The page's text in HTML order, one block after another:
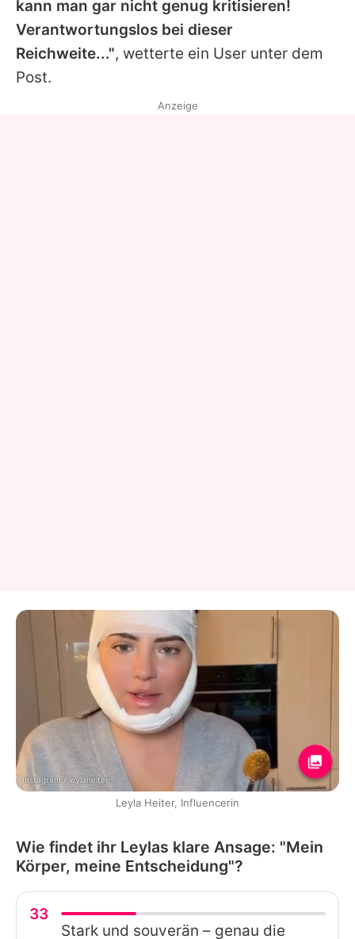
kann man gar nicht genug kritisieren!
Verantwortungslos bei dieser
Reichweite...", wetterte ein User unter dem
Post.
Anzeige
Instagram / leylaheiter
Leyla Heiter, Influencerin
Wie findet ihr Leylas klare Ansage: "Mein
Körper, meine Entscheidung"?
33
Stark und souverän – genau die